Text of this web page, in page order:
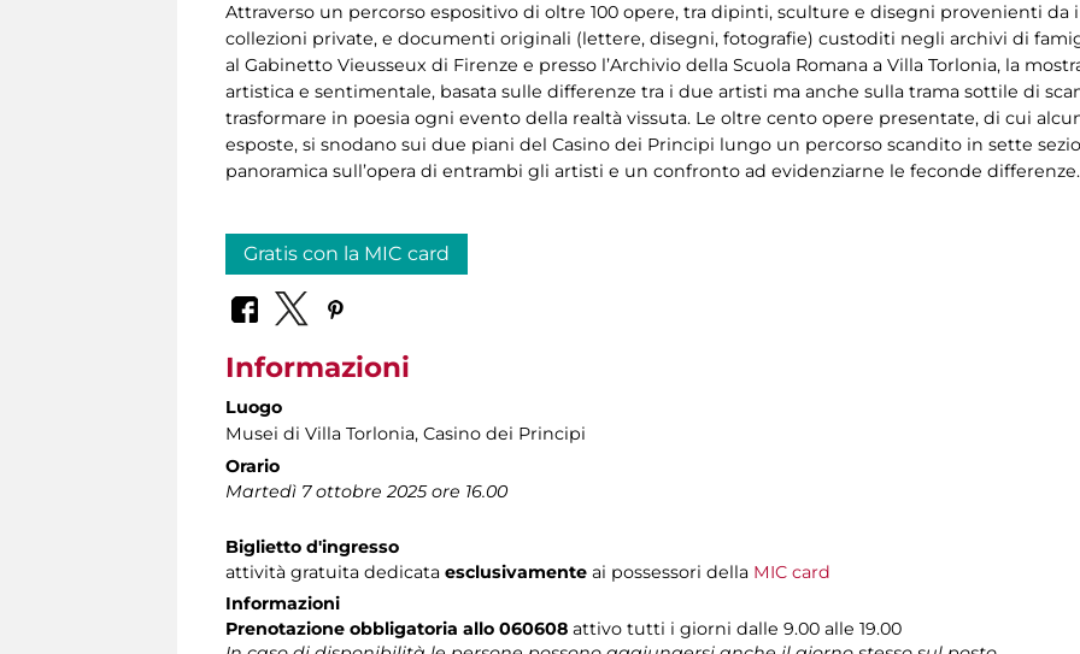
Attraverso un percorso espositivo di oltre 100 opere, tra dipinti, sculture e disegni provenienti
collezioni private, e documenti originali (lettere, disegni, fotografie) custoditi negli archivi di
al Gabinetto Vieusseux di Firenze e presso l’Archivio della Scuola Romana a Villa Torlonia, la
artistica e sentimentale, basata sulle differenze tra i due artisti ma anche sulla trama sottile di
trasformare in poesia ogni evento della realtà vissuta. Le oltre cento opere presentate, di cui
esposte, si snodano sui due piani del Casino dei Principi lungo un percorso scandito in sette
panoramica sull’opera di entrambi gli artisti e un confronto ad evidenziarne le feconde differenze.
Gratis con la MIC card
Informazioni
Luogo
Musei di Villa Torlonia, Casino dei Principi
Orario
Martedì 7 ottobre 2025 ore 16.00
Biglietto d'ingresso
attività gratuita dedicata esclusivamente ai possessori della MIC card
Informazioni
Prenotazione obbligatoria allo 060608 attivo tutti i giorni dalle 9.00 alle 19.00